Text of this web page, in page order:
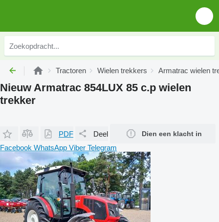
Tractoren Wielen trekkers Armatrac wielen
Nieuw Armatrac 854LUX 85 c.p wielen
trekker
PDF Deel Dien een klacht in
Facebook WhatsApp Viber Telegram